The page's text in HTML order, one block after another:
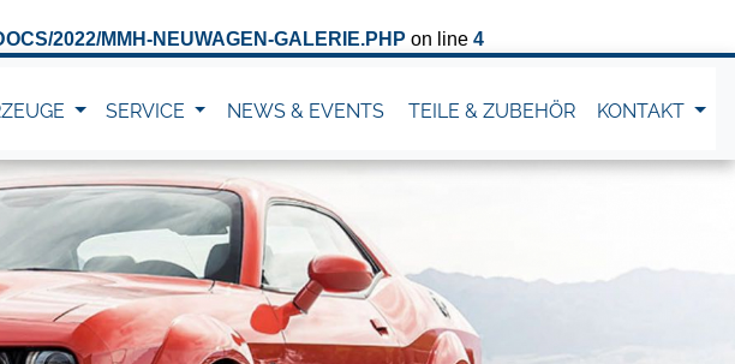
2022/MMH-NEUWAGEN-GALERIE.PHP on line 4
SERVICE NEWS & EVENTS TEILE & ZUBEHÖR KONTAKT